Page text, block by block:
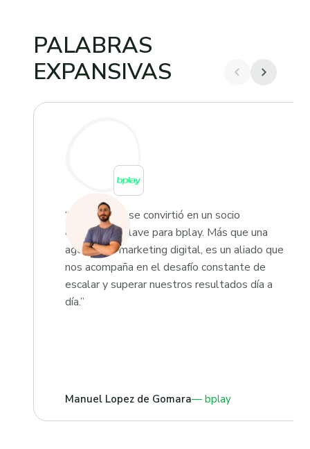
PALABRAS
EXPANSIVAS
“Growketing se convirtió en un socio
estratégico clave para bplay. Más que una
agencia de marketing digital, es un aliado que
nos acompaña en el desafío constante de
escalar y superar nuestros resultados día a
día.”
Manuel Lopez de Gomara bplay